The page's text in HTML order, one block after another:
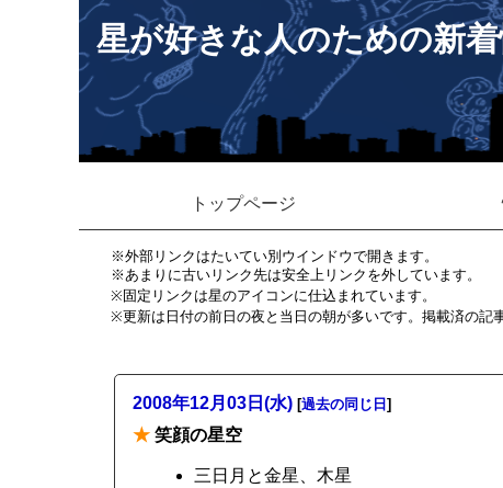
星が好きな人のための新
トップページ
※外部リンクはたいてい別ウインドウで開きます。
※あまりに古いリンク先は安全上リンクを外しています。
※固定リンクは星のアイコンに仕込まれています。
※更新は日付の前日の夜と当日の朝が多いです。掲載済の記
2008年12月03日(水) [過去の同じ日 ]
★ 笑顔の星空
三日月と金星、木星